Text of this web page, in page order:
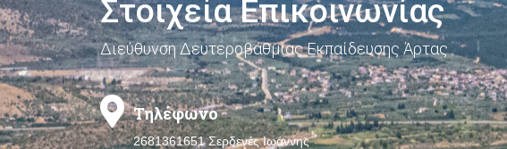
Στοιχεία Επικοινωνίας
Διεύθυνση Δευτεροβάθμιας Εκπαίδευσης Άρτας
Τηλέφωνο
2681361651 Σερδενές Ιωάννης